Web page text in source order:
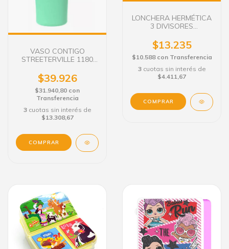
VASO CONTIGO
STREETERVILLE 1180
$39.926
$31.940,80 con
Transferencia
3 cuotas sin interés de
$13.308,67
COMPRAR
LONCHERA HERMÉTICA
3 DIVISORES
$13.235
$10.588 con Transferencia
3 cuotas sin interés de
$4.411,67